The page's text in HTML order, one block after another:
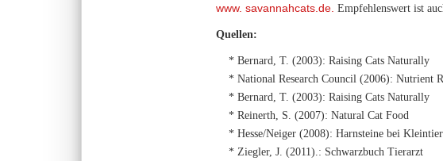
www. savannahcats.de Empfehlenswert ist
Quellen:
* Bernard, T. (2003): Raising Cats Naturally
* National Research Council (2006): Nutrient
* Bernard, T. (2003): Raising Cats Naturally
* Reinerth, S. (2007): Natural Cat Food
* Hesse/Neiger (2008): Harnsteine bei
* Ziegler, J. (2011).: Schwarzbuch Tierarzt